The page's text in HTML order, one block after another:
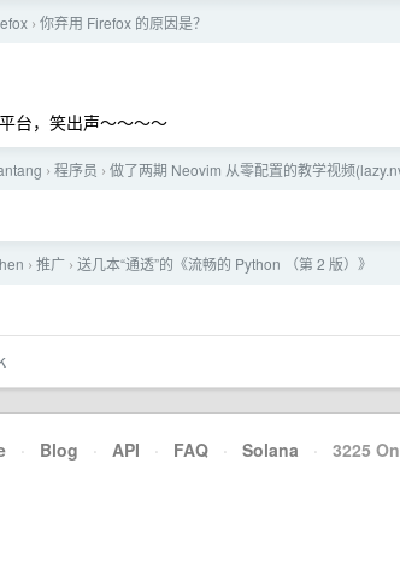
› 你弃用 Firefox 的原因是？
台，笑出声～～～～
› 程序员 › 做了两期 Neovim 从零配置的教学视频
› 推广 › 送几本“通透”的《流畅的 Python （第 2 版）》
· Blog · API · FAQ · Solana · 3225